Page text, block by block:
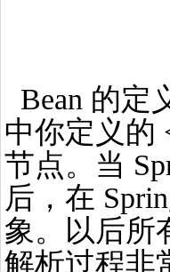
Bean 的定
中你定义的
节点。当
后，在
象。以后所
解析过程非